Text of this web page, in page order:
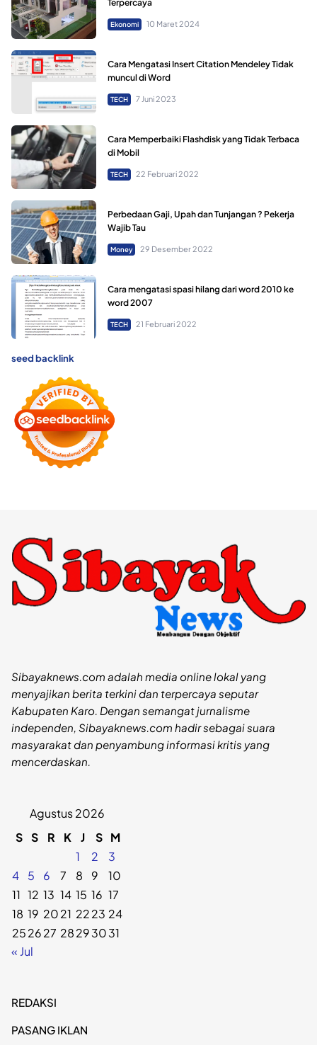
Terpercaya
Ekonomi 10 Maret 2024
Cara Mengatasi Insert Citation Mendeley Tidak
muncul di Word
TECH 7 Juni 2023
Cara Memperbaiki Flashdisk yang Tidak Terbaca
di Mobil
TECH 22 Februari 2022
Perbedaan Gaji, Upah dan Tunjangan ? Pekerja
Wajib Tau
Money 29 Desember 2022
Cara mengatasi spasi hilang dari word 2010 ke
word 2007
TECH 21 Februari 2022
seed backlink
Sibayaknews.com adalah media online lokal yang
menyajikan berita terkini dan terpercaya seputar
Kabupaten Karo. Dengan semangat jurnalisme
independen, Sibayaknews.com hadir sebagai suara
masyarakat dan penyambung informasi kritis yang
mencerdaskan.
Agustus 2026
S S R K J S M
1
2
3
4
5 6 7 8 9
10
11 12 13 14 15 16 17
18 19 2021 2223 24
252627 28293031
« Jul
REDAKSI
PASANG IKLAN